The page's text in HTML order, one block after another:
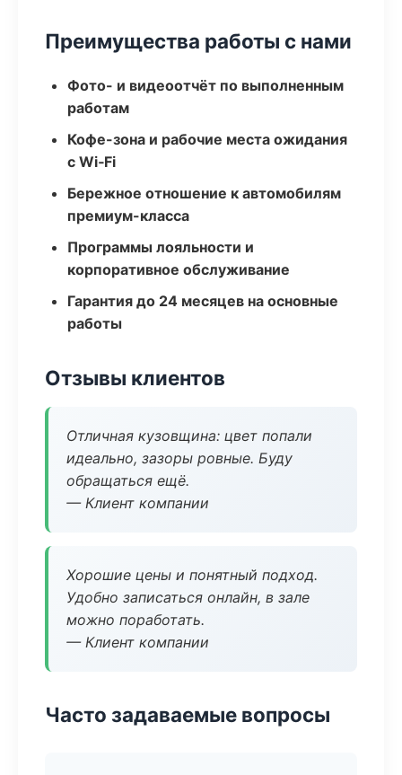
Преимущества работы с нами
Фото- и видеоотчёт по выполненным
работам
Кофе-зона и рабочие места ожидания
с Wi‑Fi
Бережное отношение к автомобилям
премиум-класса
Программы лояльности и
корпоративное обслуживание
Гарантия до 24 месяцев на основные
работы
Отзывы клиентов
Отличная кузовщина: цвет попали
идеально, зазоры ровные. Буду
обращаться ещё.
— Клиент компании
Хорошие цены и понятный подход.
Удобно записаться онлайн, в зале
можно поработать.
— Клиент компании
Часто задаваемые вопросы